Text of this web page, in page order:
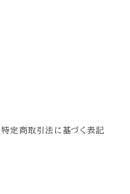
特定商取引法に基づく表記